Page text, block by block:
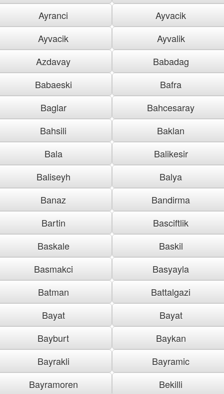
Ayranci
Ayvacik
Ayvacik
Ayvalik
Azdavay
Babadag
Babaeski
Bafra
Baglar
Bahcesaray
Bahsili
Baklan
Bala
Balikesir
Baliseyh
Balya
Banaz
Bandirma
Bartin
Basciftlik
Baskale
Baskil
Basmakci
Basyayla
Batman
Battalgazi
Bayat
Bayat
Bayburt
Baykan
Bayrakli
Bayramic
Bayramoren
Bekilli